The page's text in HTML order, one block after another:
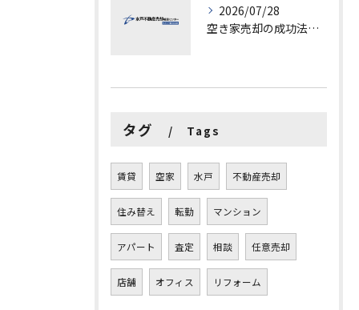
2026/07/28
空き家売却の成功法と注意点
タグ Tags
賃貸 空家 水戸 不動産売却
住み替え 転勤 マンション
アパート 査定 相談 任意売却
店舗 オフィス リフォーム